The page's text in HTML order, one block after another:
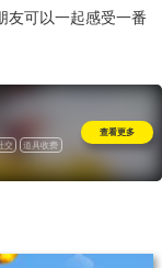
友可以一起感受一番
交 道具收费
查看更多